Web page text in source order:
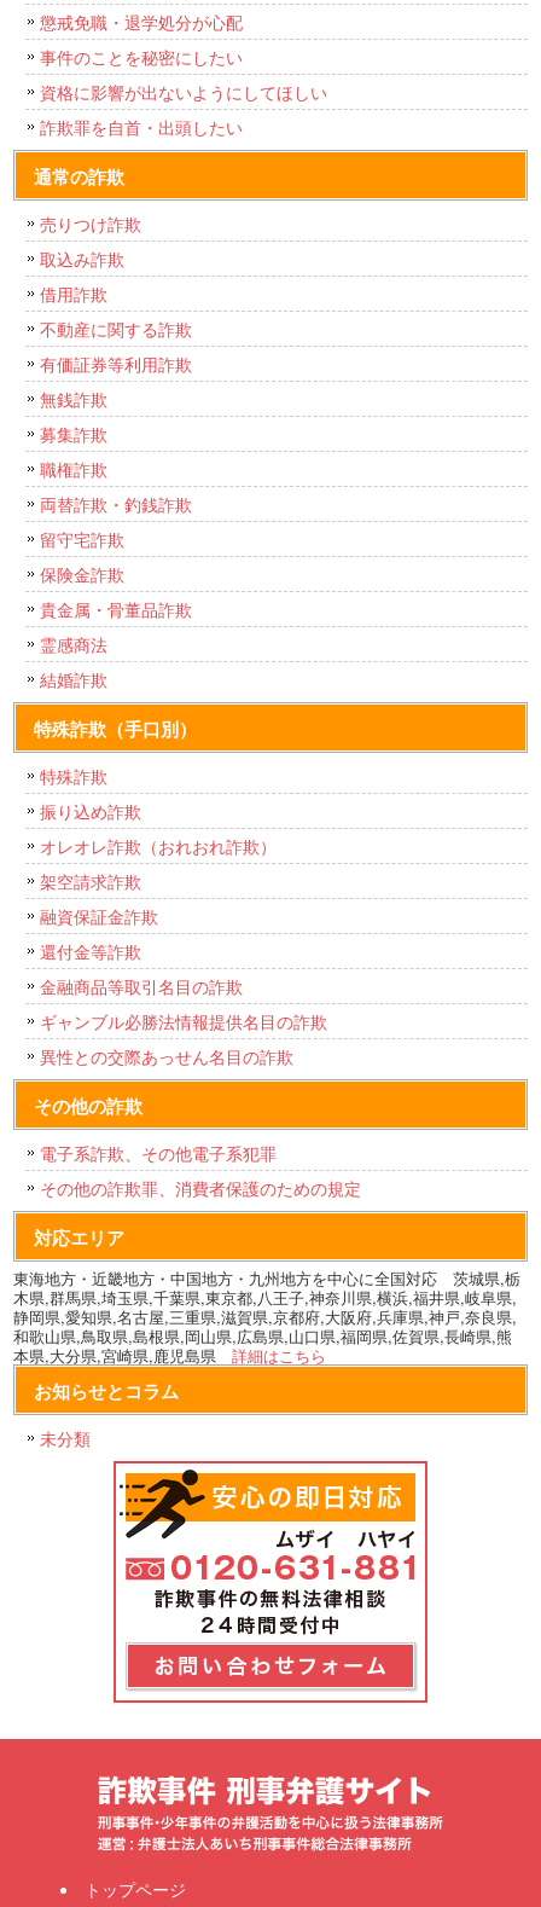
懲戒免職・退学処分が心配
事件のことを秘密にしたい
資格に影響が出ないようにしてほしい
詐欺罪を自首・出頭したい
通常の詐欺
売りつけ詐欺
取込み詐欺
借用詐欺
不動産に関する詐欺
有価証券等利用詐欺
無銭詐欺
募集詐欺
職権詐欺
両替詐欺・釣銭詐欺
留守宅詐欺
保険金詐欺
貴金属・骨董品詐欺
霊感商法
結婚詐欺
特殊詐欺（手口別）
特殊詐欺
振り込め詐欺
オレオレ詐欺（おれおれ詐欺）
架空請求詐欺
融資保証金詐欺
還付金等詐欺
金融商品等取引名目の詐欺
ギャンブル必勝法情報提供名目の詐欺
異性との交際あっせん名目の詐欺
その他の詐欺
電子系詐欺、その他電子系犯罪
その他の詐欺罪、消費者保護のための規定
対応エリア
東海地方・近畿地方・中国地方・九州地方を中心に全国対応 茨城県,栃
木県,群馬県,埼玉県,千葉県,東京都,八王子,神奈川県,横浜,福井県,岐阜県,
静岡県,愛知県,名古屋,三重県,滋賀県,京都府,大阪府,兵庫県,神戸,奈良県,
和歌山県,鳥取県,島根県,岡山県,広島県,山口県,福岡県,佐賀県,長崎県,熊
本県,大分県,宮崎県,鹿児島県詳細はこちら
お知らせとコラム
未分類
トップページ